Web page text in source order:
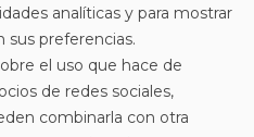
analíticas y para mostrar
sus preferencias.
el uso que hace de
de redes sociales,
combinarla con otra